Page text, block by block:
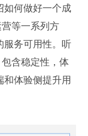
如何做好一个成
等一系列方
服务可用性。听
含稳定性，体
体验侧提升用